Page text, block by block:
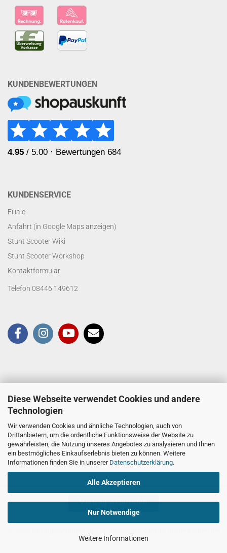
Diese Webseite verwendet Cookies und andere
Technologien
Wir verwenden Cookies und ähnliche Technologien, auch von
Drittanbietern, um die ordentliche Funktionsweise der Website zu
gewährleisten, die Nutzung unseres Angebotes zu analysieren und Ihnen
ein bestmögliches Einkaufserlebnis bieten zu können. Weitere
Informationen finden Sie in unserer Datenschutzerklärung.
Alle Akzeptieren
Nur Notwendige
Weitere Informationen
KUNDENBEWERTUNGEN
KUNDENSERVICE
Filiale
Anfahrt (in Google Maps anzeigen)
Stunt Scooter Wiki
Stunt Scooter Workshop
Kontaktformular
Telefon 08446 149612
Vertrag widerrufen
Stuntscooters.de